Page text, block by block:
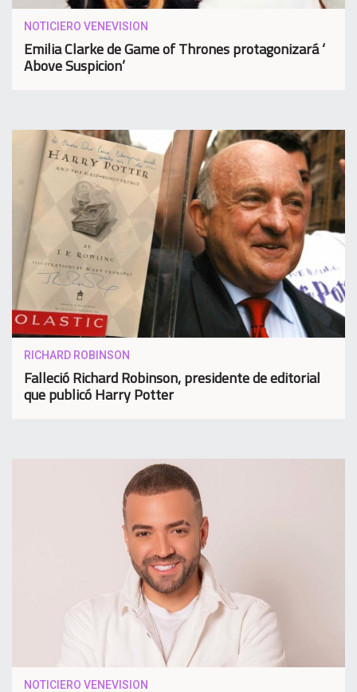
NOTICIERO VENEVISION
Emilia Clarke de Game of Thrones protagonizará ‘
Above Suspicion’
RICHARD ROBINSON
Falleció Richard Robinson, presidente de editorial
que publicó Harry Potter
NOTICIERO VENEVISION